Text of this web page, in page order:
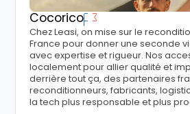
Cocorico
Chez Leasi, on mise sur le
France pour donner une seconde
avec expertise et rigueur. Nos
localement pour allier qualité et
derrière tout ça, des partenaires
reconditionneurs, fabricants,
la tech plus responsable et plus